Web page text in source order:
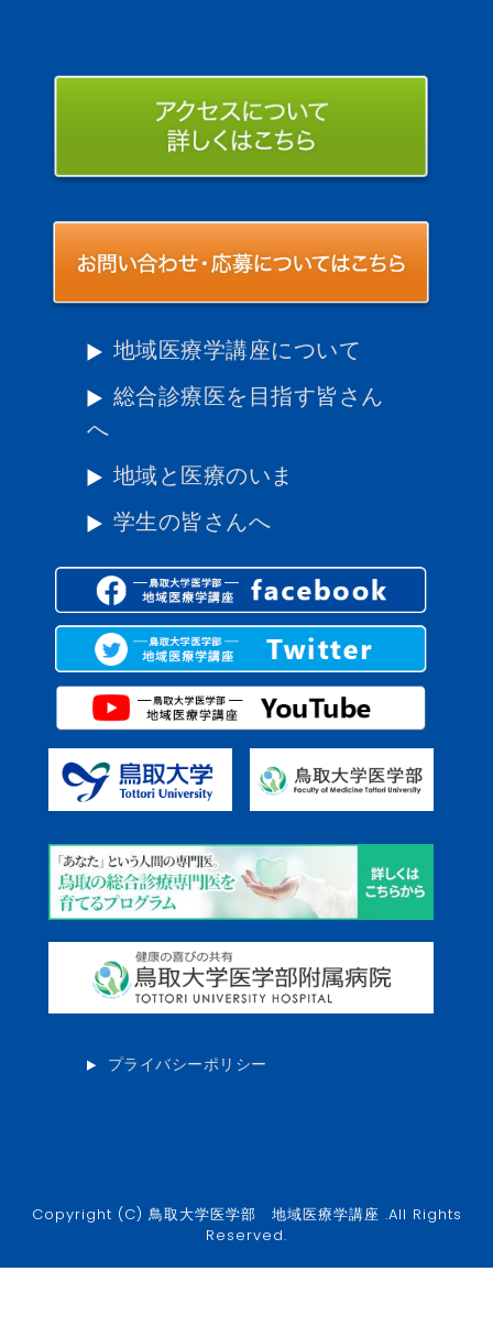
地域医療学講座について
総合診療医を目指す皆さん
へ
地域と医療のいま
学生の皆さんへ
プライバシーポリシー
Copyright (C) 鳥取大学医学部 地域医療学講座 .All Rights
Reserved.